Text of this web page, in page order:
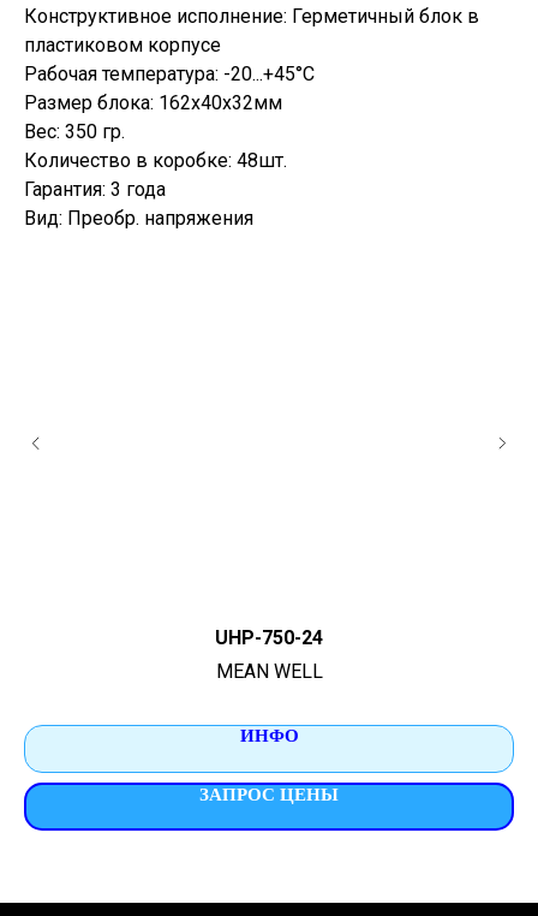
Конструктивное исполнение: Герметичный блок в
пластиковом корпусе
Рабочая температура: -20...+45°C
Размер блока: 162х40х32мм
Вес: 350 гр.
Количество в коробке: 48шт.
Гарантия: 3 года
Вид: Преобр. напряжения
UHP-750-24
MEAN WELL
ИНФО
ЗАПРОС ЦЕНЫ